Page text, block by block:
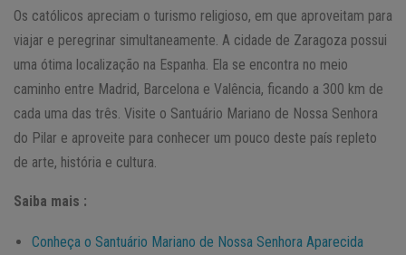
Os católicos apreciam o turismo religioso, em que aproveitam para
viajar e peregrinar simultaneamente. A cidade de Zaragoza possui
uma ótima localização na Espanha. Ela se encontra no meio
caminho entre Madrid, Barcelona e Valência, ficando a 300 km de
cada uma das três. Visite o Santuário Mariano de Nossa Senhora
do Pilar e aproveite para conhecer um pouco deste país repleto
de arte, história e cultura.
Saiba mais :
Conheça o Santuário Mariano de Nossa Senhora Aparecida